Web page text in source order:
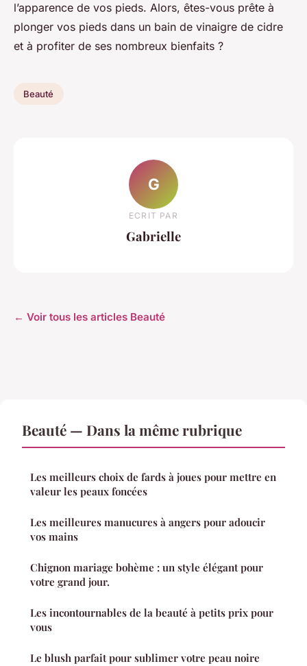
l’apparence de vos pieds. Alors, êtes-vous prête à
plonger vos pieds dans un bain de vinaigre de cidre
et à profiter de ses nombreux bienfaits ?
Beauté
G
ECRIT PAR
Gabrielle
← Voir tous les articles Beauté
Beauté — Dans la même rubrique
Les meilleurs choix de fards à joues pour mettre en
valeur les peaux foncées
Les meilleures manucures à angers pour adoucir
vos mains
Chignon mariage bohème : un style élégant pour
votre grand jour.
Les incontournables de la beauté à petits prix pour
vous
Le blush parfait pour sublimer votre peau noire